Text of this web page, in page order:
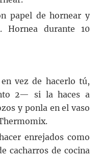
papel de hornear y
Hornea durante 10
vez de hacerlo tú,
2— si la haces a
y ponla en el vaso
enrejados como
cacharros de cocina